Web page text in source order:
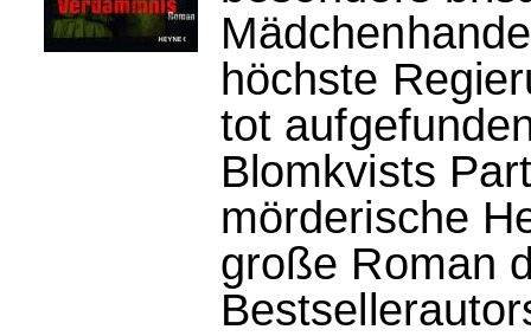
höchste
tot
Blomkvists
mörderische
große Roman